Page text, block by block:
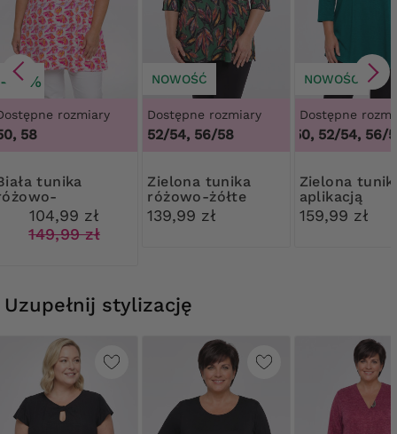
-30%
rozmiary
58
104,99 zł
149,99 zł
NOWOŚĆ
Dostępne rozmiary
52/54, 56/58
Zielona tunika
różowo-żółte
kwiaty
139,99 zł
NOWOŚĆ
Dostępne
48/50, 52/54, 56/
Zielona tunika z
aplikacją
159,99 zł
Uzupełnij stylizację